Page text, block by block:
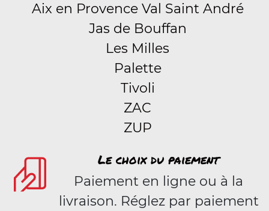
Aix en Provence Val Saint André
Jas de Bouffan
Les Milles
Palette
Tivoli
ZAC
ZUP
Le choix du paiement
Paiement en ligne ou à la
livraison. Réglez par paiement